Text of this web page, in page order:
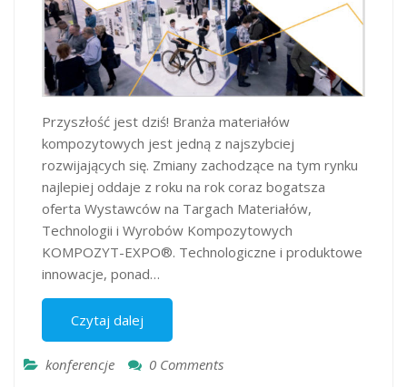
Przyszłość jest dziś! Branża materiałów
kompozytowych jest jedną z najszybciej
rozwijających się. Zmiany zachodzące na tym rynku
najlepiej oddaje z roku na rok coraz bogatsza
oferta Wystawców na Targach Materiałów,
Technologii i Wyrobów Kompozytowych
KOMPOZYT-EXPO®. Technologiczne i produktowe
innowacje, ponad…
Czytaj dalej
konferencje 0 Comments